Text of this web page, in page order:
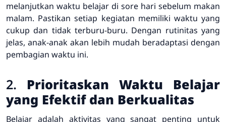
melanjutkan waktu belajar di sore hari sebelum makan
malam. Pastikan setiap kegiatan memiliki waktu yang
cukup dan tidak terburu-buru. Dengan rutinitas yang
jelas, anak-anak akan lebih mudah beradaptasi dengan
pembagian waktu ini.
2. Prioritaskan Waktu Belajar
yang Efektif dan Berkualitas
Belajar adalah aktivitas yang sangat penting untuk